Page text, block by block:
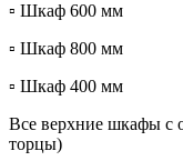
▫ Шкаф 600 мм
▫ Шкаф 800 мм
▫ Шкаф 400 мм
Все верхние шкафы с
торцы)